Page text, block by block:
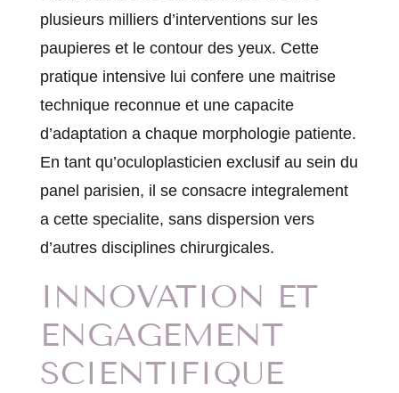
plusieurs milliers d’interventions sur les
paupieres et le contour des yeux. Cette
pratique intensive lui confere une maitrise
technique reconnue et une capacite
d’adaptation a chaque morphologie patiente.
En tant qu’oculoplasticien exclusif au sein du
panel parisien, il se consacre integralement
a cette specialite, sans dispersion vers
d’autres disciplines chirurgicales.
INNOVATION ET
ENGAGEMENT
SCIENTIFIQUE